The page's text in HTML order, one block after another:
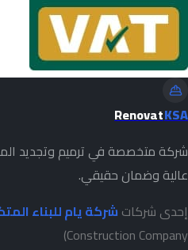
RenovatKSA
شركة متخصصة في ترميم وتجديد
عالية وضمان حقيقي.
إحدى شركاتشركة يام للبناء
Construction Company)